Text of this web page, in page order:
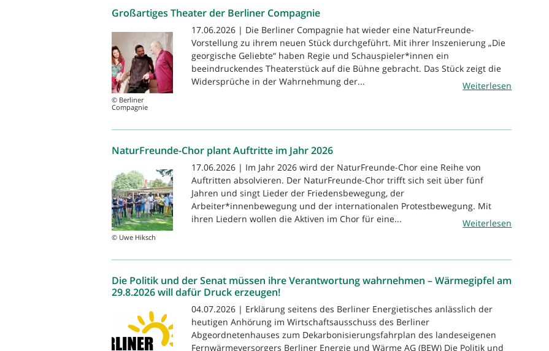
Großartiges Theater der Berliner Compagnie
© Berliner
Compagnie
17.06.2026 | Die Berliner Compagnie hat wieder eine NaturFreunde-
Vorstellung zu ihrem neuen Stück durchgeführt. Mit ihrer Inszenierung „Die
georgische Geliebte“ haben Regie und Schauspieler*innen ein
beeindruckendes Theaterstück auf die Bühne gebracht. Das Stück zeigt die
Widersprüche in der Wahrnehmung der...
Weiterlesen
NaturFreunde-Chor plant Auftritte im Jahr 2026
© Uwe Hiksch
17.06.2026 | Im Jahr 2026 wird der NaturFreunde-Chor eine Reihe von
Auftritten absolvieren. Der NaturFreunde-Chor trifft sich seit über fünf
Jahren und singt Lieder der Friedensbewegung, der
Arbeiter*innenbewegung und der internationalen Protestbewegung. Mit
ihren Liedern wollen die Aktiven im Chor für eine...
Weiterlesen
Die Politik und der Senat müssen ihre Verantwortung wahrnehmen – Wärmegipfel am
29.8.2026 will dafür Druck erzeugen!
04.07.2026 | Erklärung seitens des Berliner Energietisches anlässlich der
heutigen Anhörung im Wirtschaftsausschuss des Berliner
Abgeordnetenhauses zum Dekarbonisierungsfahrplan des landeseigenen
Fernwärmeversorgers Berliner Energie und Wärme AG (BEW) Die Politik und